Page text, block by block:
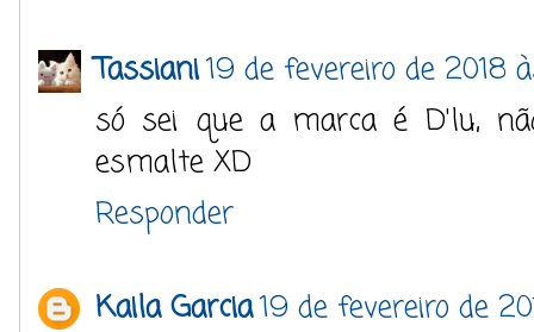
Tassiani19 de fevereiro de 2018
só sei que a marca é D'lu,
esmalte XD
Responder
Kaila Garcia19 de fevereiro de